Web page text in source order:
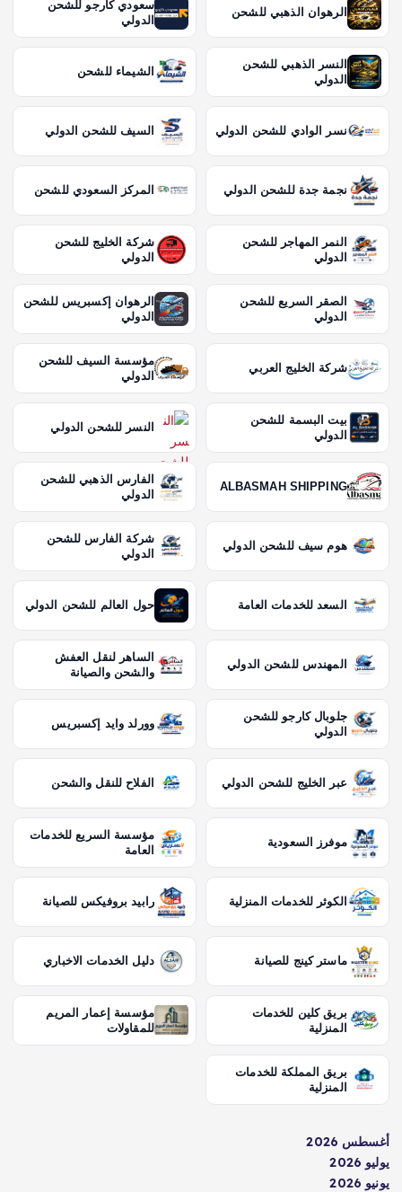
الرهوان الذهبي للشحن
سعودي كارجو للشحن
الدولي
النسر الذهبي للشحن
الدولي
الشيماء للشحن
نسر الوادي للشحن الدولي السيف للشحن الدولي
نجمة جدة للشحن الدولي المركز السعودي للشحن
النمر المهاجر للشحن
الدولي
شركة الخليج للشحن
الدولي
الصقر السريع للشحن
الدولي
الرهوان إكسبريس للشحن
الدولي
شركة الخليج العربي
مؤسسة السيف للشحن
الدولي
بيت البسمة للشحن
الدولي
النسر للشحن الدولي
ALBASMAH SHIPPING
الفارس الذهبي للشحن
الدولي
هوم سيف للشحن الدولي
شركة الفارس للشحن
الدولي
السعد للخدمات العامة حول العالم للشحن الدولي
المهندس للشحن الدولي
الساهر لنقل العفش
والشحن والصيانة
جلوبال كارجو للشحن
الدولي
وورلد وايد إكسبريس
عبر الخليج للشحن الدولي الفلاح للنقل والشحن
موفرز السعودية
مؤسسة السريع للخدمات
العامة
الكوثر للخدمات المنزلية رابيد بروفيكس للصيانة
ماستر كينج للصيانة دليل الخدمات الاخباري
بريق كلين للخدمات
المنزلية
مؤسسة إعمار المريم
للمقاولات
بريق المملكة للخدمات
المنزلية
أغسطس 2026
يوليو 2026
يونيو 2026